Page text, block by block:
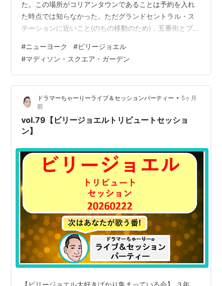
た。この場所がコリアンタウンであることは予約を入れ
た時点では知らなかった。ただグランドセントラル・ス
テーションに近いこと(のちの移動のため)，五番街とブロ
ること，もちろん手軽な値段などを考え抜いた上での選
択であった。 街にくりだす。初日はすぐそばのブロード
ウェイを北上し，ハーレムで折り返して五番街を下って
帰って来る。 今，いるのはニューヨーク市のマンハッタ
ン。市は5つの地区で構成されていることは前述した。マ
ンハッタン，マンハッタン地区あるいはマ…
#ニューヨーク #ビリージョエル
#マディソン・スクエア・ガーデン
ドラマーちゃーりーライブ＆セッションパーティー • 5ヶ月
前
vol.79【ビリージョエルトリビュートセッショ
ン】
【ビリージョエル大好きばかり集まっている会】 ３年